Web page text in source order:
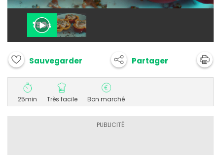
Sauvegarder Partager
25min Très facile Bon marché